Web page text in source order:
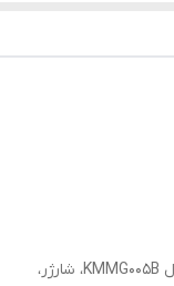
محتویات جعبه: مینی غذاساز شارژی دیکاکیلا مدل KMMG005B، شارژر،